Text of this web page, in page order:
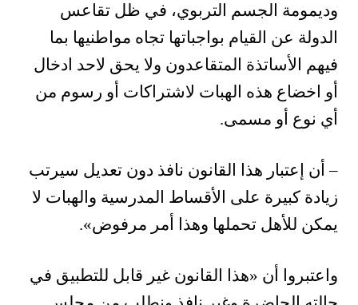
وديمومة الجسم التربوي، في ظل تقاعس
الدولة عن القيام بواجباتها تجاه مواطنيها بما
فيهم الأساتذة المتقاعدون ولا يحق لاحد ادخال
أو اخضاع هذه الهبات لاشتراكات أو رسوم من
أي نوع أو مسمى.
– أن إعتبار هذا القانون نافذ دون تعديل سيرتب
زيادة كبيرة على الأقساط المدرسية والهبات لا
يمكن للأهل تحملها وهذا أمر مرفوض».
واعتبروا أن «هذا القانون غير قابل للتطبيق في